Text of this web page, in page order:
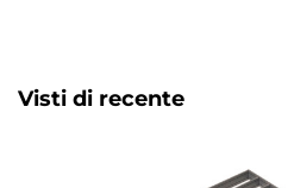
Visti di recente